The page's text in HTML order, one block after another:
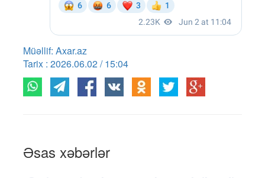
Müəllif: Axar.az
Tarix : 2026.06.02 / 15:04
Əsas xəbərlər